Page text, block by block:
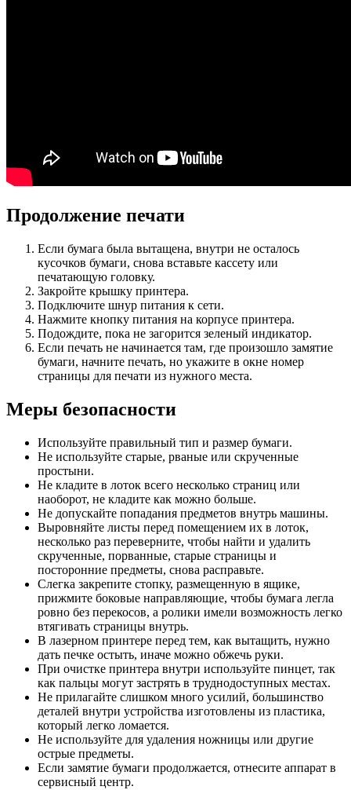
Продолжение печати
Если бумага была вытащена, внутри не осталось
кусочков бумаги, снова вставьте кассету или
печатающую головку.
Закройте крышку принтера.
Подключите шнур питания к сети.
Нажмите кнопку питания на корпусе принтера.
Подождите, пока не загорится зеленый индикатор.
Если печать не начинается там, где произошло замятие
бумаги, начните печать, но укажите в окне номер
страницы для печати из нужного места.
Меры безопасности
Используйте правильный тип и размер бумаги.
Не используйте старые, рваные или скрученные
простыни.
Не кладите в лоток всего несколько страниц или
наоборот, не кладите как можно больше.
Не допускайте попадания предметов внутрь машины.
Выровняйте листы перед помещением их в лоток,
несколько раз переверните, чтобы найти и удалить
скрученные, порванные, старые страницы и
посторонние предметы, снова расправьте.
Слегка закрепите стопку, размещенную в ящике,
прижмите боковые направляющие, чтобы бумага легла
ровно без перекосов, а ролики имели возможность легко
втягивать страницы внутрь.
В лазерном принтере перед тем, как вытащить, нужно
дать печке остыть, иначе можно обжечь руки.
При очистке принтера внутри используйте пинцет, так
как пальцы могут застрять в труднодоступных местах.
Не прилагайте слишком много усилий, большинство
деталей внутри устройства изготовлены из пластика,
который легко ломается.
Не используйте для удаления ножницы или другие
острые предметы.
Если замятие бумаги продолжается, отнесите аппарат в
сервисный центр.